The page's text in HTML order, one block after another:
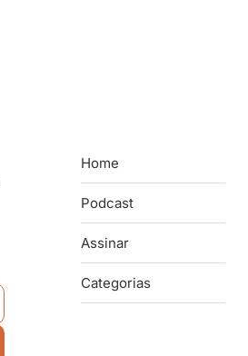
Home
Podcast
Assinar
Categorias